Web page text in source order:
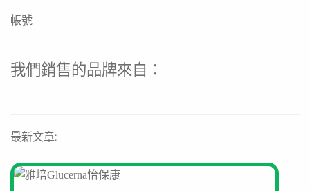
資料來源
帳號
我們銷售的品牌來自：
最新文章: